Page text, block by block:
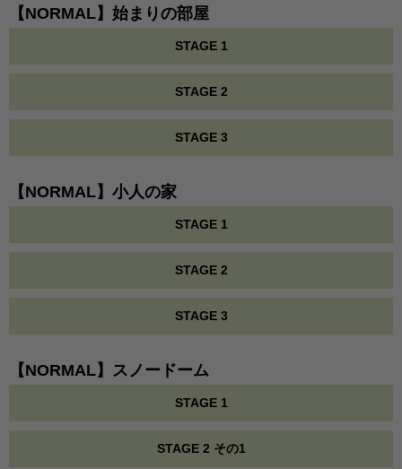
【NORMAL】始まりの部屋
STAGE 1
STAGE 2
STAGE 3
【NORMAL】小人の家
STAGE 1
STAGE 2
STAGE 3
【NORMAL】スノードーム
STAGE 1
STAGE 2 その1